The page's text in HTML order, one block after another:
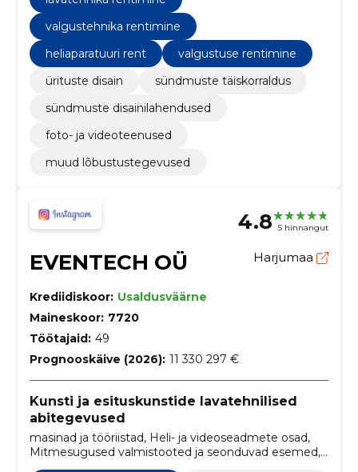
valgustehnika rentimine
heliaparatuuri rent
valgustuse rentimine
ürituste disain
sündmuste täiskorraldus
sündmuste disainilahendused
foto- ja videoteenused
muud lõbustustegevused
4.8 5 hinnangut
EVENTECH OÜ Harjumaa
Krediidiskoor: Usaldusväärne
Maineskoor: 7720
Töötajaid: 49
Prognooskäive (2026): 11 330 297 €
Kunsti ja esituskunstide lavatehnilised
abitegevused
masinad ja tööriistad, Heli- ja videoseadmete osad,
Mitmesugused valmistooted ja seonduvad esemed,